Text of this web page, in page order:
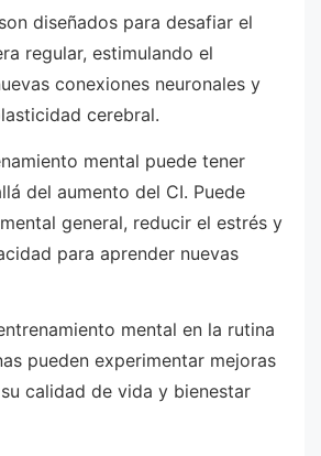
diseñados para desafiar el
regular, estimulando el
conexiones neuronales y
cerebral.
mental puede tener
del aumento del CI. Puede
general, reducir el estrés y
para aprender nuevas
mental en la rutina
pueden experimentar mejoras
calidad de vida y bienestar